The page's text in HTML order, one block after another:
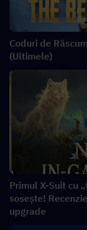
Coduri de
(Ultimele)
Primul X-Suit cu
sosește!
upgrade